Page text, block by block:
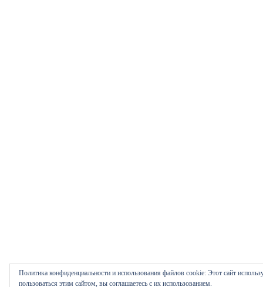
Политика конфиденциальности и использования файлов сookie: Этот сайт
пользоваться этим сайтом, вы соглашаетесь с их использованием.